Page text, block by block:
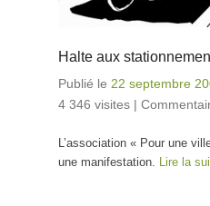
Halte aux
Publié le 22 septembre
4 346 visites |
L’association « Pour une
une manifestation.
Lire la